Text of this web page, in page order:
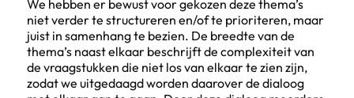
We hebben er bewust voor gekozen deze thema’s
niet verder te structureren en/of te prioriteren, maar
juist in samenhang te bezien. De breedte van de
thema’s naast elkaar beschrijft de complexiteit van
de vraagstukken die niet los van elkaar te zien zijn,
zodat we uitgedaagd worden daarover de dialoog